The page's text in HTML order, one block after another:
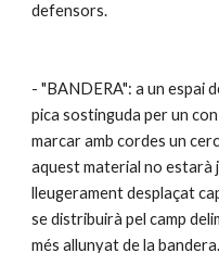
defensors.
- "BANDERA": a un espai
pica sostinguda per un
marcar amb cordes un
aquest material no estarà
lleugerament desplaçat
se distribuirà pel camp
més allunyat de la